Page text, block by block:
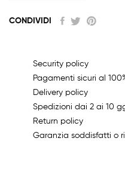
CONDIVIDI
Security policy
Pagamenti sicuri al
Delivery policy
Spedizioni dai 2 ai 10
Return policy
Garanzia soddisfatti o